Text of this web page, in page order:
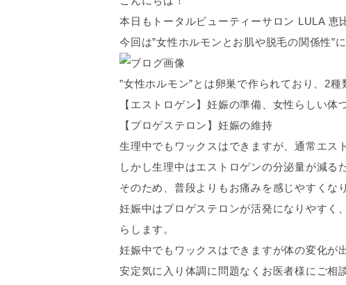
本日もトータルビューティーサロン LULA
今回は”女性ホルモンとお肌や脱毛の関係性”
”女性ホルモン”とは卵巣で作られており、2種
【エストロゲン】妊娠の準備、女性らしい体
【プロゲステロン】妊娠の維持
生理中でもワックスはできますが、通常エス
しかし生理中はエストロゲンの分泌量が減る
そのため、普段よりもお痛みを感じやすくな
妊娠中はプロゲステロンが活発になりやすく
らします。
妊娠中でもワックスはできますが体の変化が
安定気に入り体調に問題なくお医者様にご相